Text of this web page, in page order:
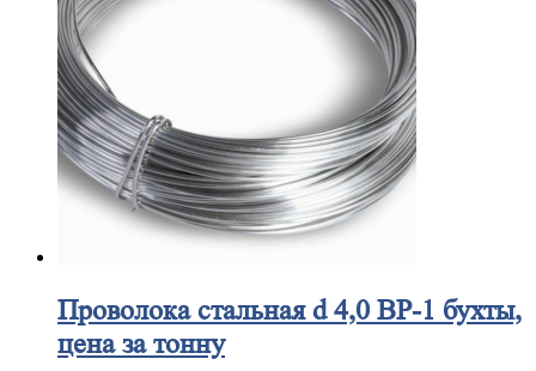
Проволокастальная d 4,0 ВР-1 бухты,
цена за тонну